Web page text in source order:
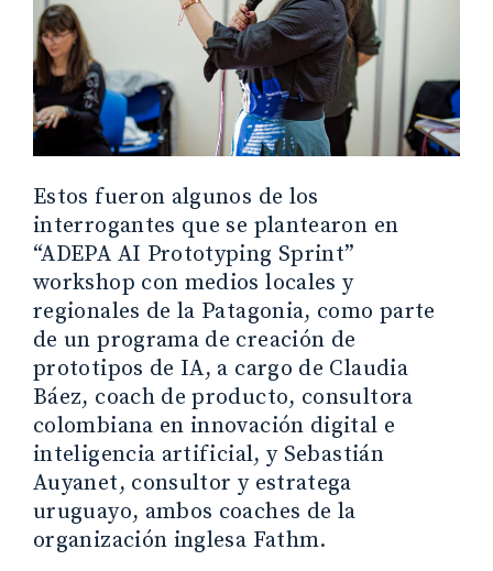
Estos fueron algunos de los
interrogantes que se plantearon en
“ADEPA AI Prototyping Sprint”
workshop con medios locales y
regionales de la Patagonia, como parte
de un programa de creación de
prototipos de IA, a cargo de Claudia
Báez, coach de producto, consultora
colombiana en innovación digital e
inteligencia artificial, y Sebastián
Auyanet, consultor y estratega
uruguayo, ambos coaches de la
organización inglesa Fathm.